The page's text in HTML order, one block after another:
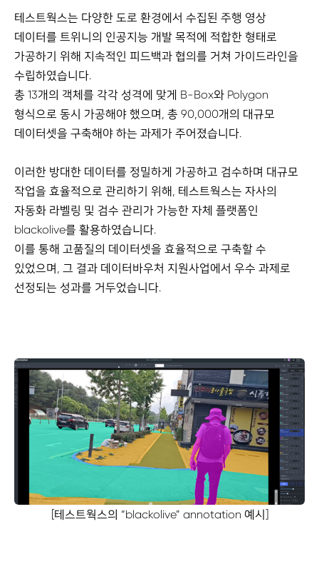
테스트웍스는 다양한 도로 환경에서 수집된 주행 영상
데이터를 트위니의 인공지능 개발 목적에 적합한 형태로
가공하기 위해 지속적인 피드백과 협의를 거쳐 가이드라인을
수립하였습니다.
총 13개의 객체를 각각 성격에 맞게 B-Box와 Polygon
형식으로 동시 가공해야 했으며, 총 90,000개의 대규모
데이터셋을 구축해야 하는 과제가 주어졌습니다.
이러한 방대한 데이터를 정밀하게 가공하고 검수하며 대규모
작업을 효율적으로 관리하기 위해, 테스트웍스는 자사의
자동화 라벨링 및 검수 관리가 가능한 자체 플랫폼인
blackolive를 활용하였습니다.
이를 통해 고품질의 데이터셋을 효율적으로 구축할 수
있었으며, 그 결과 데이터바우처 지원사업에서 우수 과제로
선정되는 성과를 거두었습니다.
[테스트웍스의 “blackolive” annotation 예시]